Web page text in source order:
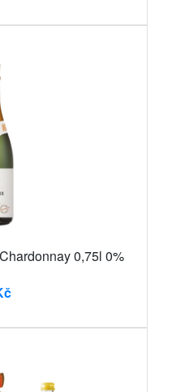
0,75l 0%